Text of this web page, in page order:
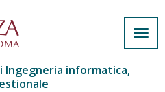
Ingegneria informatica,